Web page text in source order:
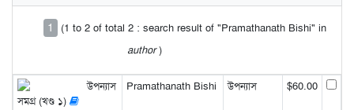
1
(1 to 2 of total 2 : search result of "Pramathanath Bishi" in
author)
উপন্যাস
সমগ্র (খণ্ড ১)
Pramathanath Bishi উপন্যাস $60.00